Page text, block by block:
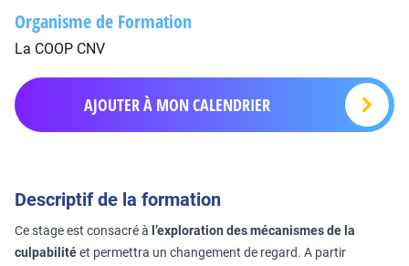
Organisme de Formation
La COOP CNV
AJOUTER À MON CALENDRIER
Descriptif de la formation
Ce stage est consacré à l’exploration des mécanismes de la
culpabilitéet permettra un changement de regard. A partir